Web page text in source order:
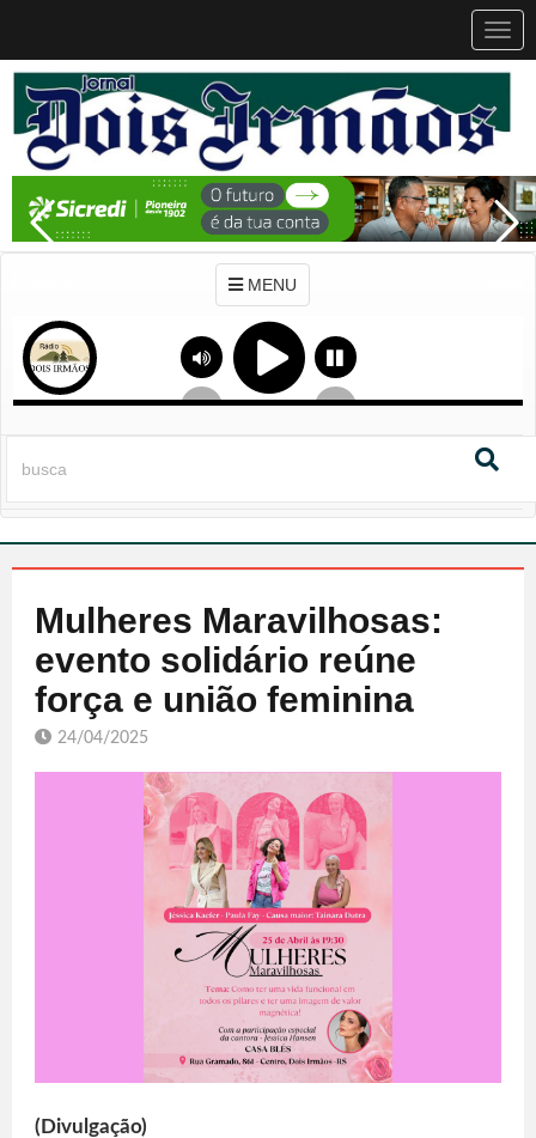
MENU
Mulheres Maravilhosas:
evento solidário reúne
força e união feminina
24/04/2025
(Divulgação)